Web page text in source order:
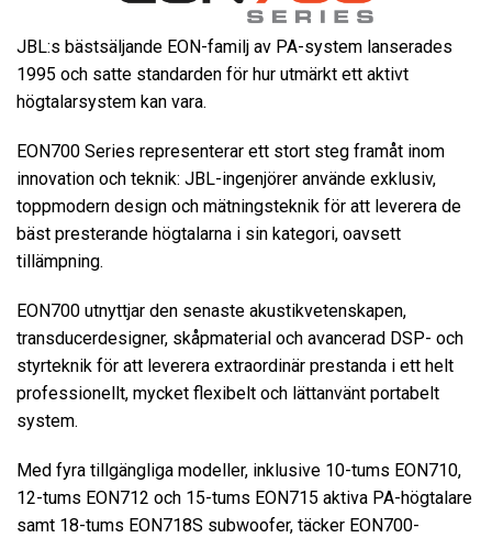
Språk/Region
JBL:s bästsäljande EON-familj av PA-system lanserades
1995 och satte standarden för hur utmärkt ett aktivt
högtalarsystem kan vara.
EON700 Series representerar ett stort steg framåt inom
innovation och teknik: JBL-ingenjörer använde exklusiv,
toppmodern design och mätningsteknik för att leverera de
bäst presterande högtalarna i sin kategori, oavsett
tillämpning.
EON700 utnyttjar den senaste akustikvetenskapen,
transducerdesigner, skåpmaterial och avancerad DSP- och
styrteknik för att leverera extraordinär prestanda i ett helt
professionellt, mycket flexibelt och lättanvänt portabelt
system.
Med fyra tillgängliga modeller, inklusive 10-tums EON710,
12-tums EON712 och 15-tums EON715 aktiva PA-högtalare
samt 18-tums EON718S subwoofer, täcker EON700-